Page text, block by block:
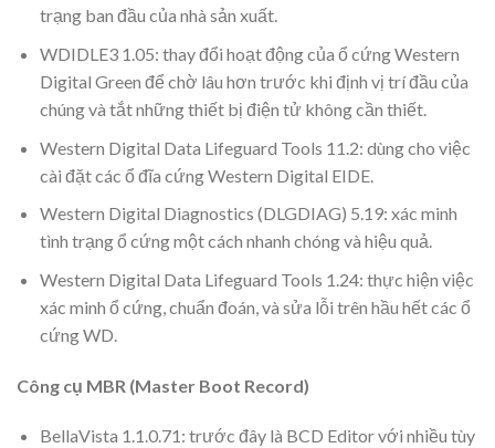
trạng ban đầu của nhà sản xuất.
WDIDLE3 1.05: thay đổi hoạt động của ổ cứng Western
Digital Green để chờ lâu hơn trước khi định vị trí đầu của
chúng và tắt những thiết bị điện tử không cần thiết.
Western Digital Data Lifeguard Tools 11.2: dùng cho việc
cài đặt các ổ đĩa cứng Western Digital EIDE.
Western Digital Diagnostics (DLGDIAG) 5.19: xác minh
tình trạng ổ cứng một cách nhanh chóng và hiệu quả.
Western Digital Data Lifeguard Tools 1.24: thực hiện việc
xác minh ổ cứng, chuẩn đoán, và sửa lỗi trên hầu hết các ổ
cứng WD.
Công cụ MBR (Master Boot Record)
BellaVista 1.1.0.71: trước đây là BCD Editor với nhiều tùy